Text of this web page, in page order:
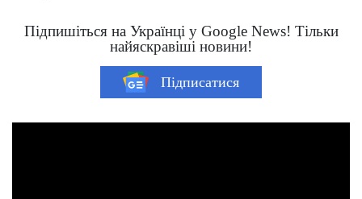
Підпишіться на Українці у Google News! Тільки
найяскравіші новини!
Підписатися